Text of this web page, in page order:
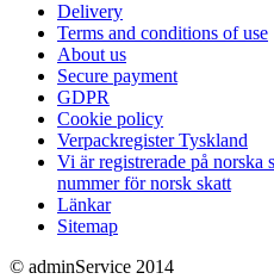
Delivery
Terms and conditions of use
About us
Secure payment
GDPR
Cookie policy
Verpackregister Tyskland
Vi är registrerade på norska
nummer för norsk skatt
Länkar
Sitemap
© adminService 2014